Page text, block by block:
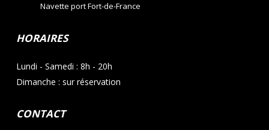
Navette port Fort-de-France
HORAIRES
Lundi - Samedi : 8h - 20h
Dimanche : sur réservation
CONTACT